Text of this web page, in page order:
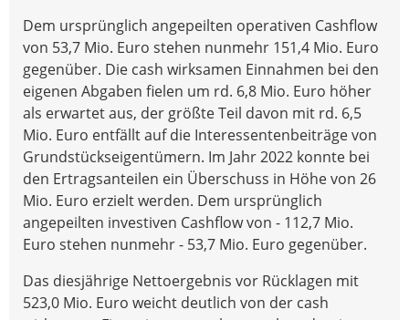
Dem ursprünglich angepeilten operativen Cashflow
von 53,7 Mio. Euro stehen nunmehr 151,4 Mio. Euro
gegenüber. Die cash wirksamen Einnahmen bei den
eigenen Abgaben fielen um rd. 6,8 Mio. Euro höher
als erwartet aus, der größte Teil davon mit rd. 6,5
Mio. Euro entfällt auf die Interessentenbeiträge von
Grundstückseigentümern. Im Jahr 2022 konnte bei
den Ertragsanteilen ein Überschuss in Höhe von 26
Mio. Euro erzielt werden. Dem ursprünglich
angepeilten investiven Cashflow von - 112,7 Mio.
Euro stehen nunmehr - 53,7 Mio. Euro gegenüber.
Das diesjährige Nettoergebnis vor Rücklagen mit
523,0 Mio. Euro weicht deutlich von der cash